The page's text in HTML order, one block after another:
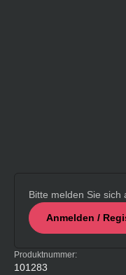
Bitte melden Sie sich
Anmelden /
Produktnummer:
101283